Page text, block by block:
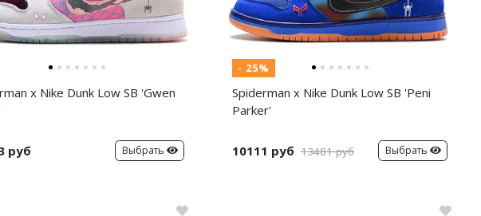
x Nike Dunk Low SB 'Gwen
руб Выбрать
- 25%
Spiderman x Nike Dunk Low SB 'Peni
Parker'
10111 руб 13481 руб Выбрать